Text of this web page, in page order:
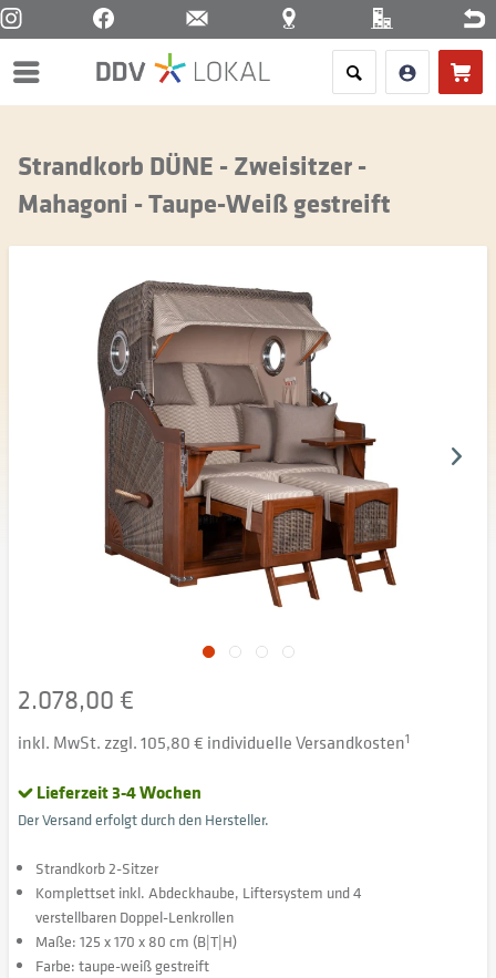
Menü
Strandkorb DÜNE - Zweisitzer -
Mahagoni - Taupe-Weiß gestreift
2.078,00 €
inkl. MwSt. zzgl. 105,80 € individuelle Versandkosten1
Lieferzeit 3-4 Wochen
Der Versand erfolgt durch den Hersteller.
Strandkorb 2-Sitzer
Komplettset inkl. Abdeckhaube, Liftersystem und 4
verstellbaren Doppel-Lenkrollen
Maße: 125 x 170 x 80 cm (B|T|H)
Farbe: taupe-weiß gestreift